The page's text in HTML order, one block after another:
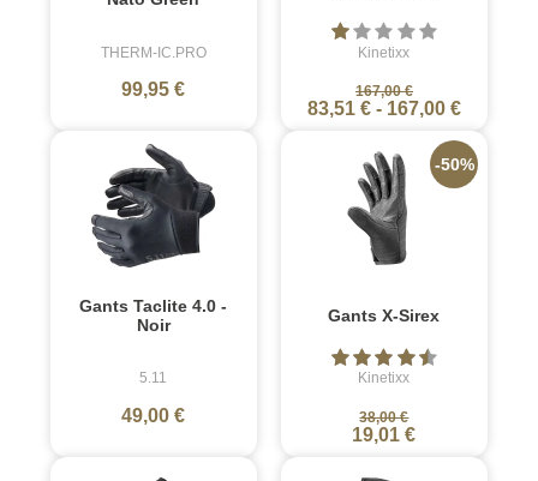
THERM-IC.PRO
99,95 €
Kinetixx
167,00 €
83,51 €- 167,00 €
Gants Taclite 4.0 -
Noir
5.11
49,00 €
Gants X-Sirex
Kinetixx
38,00 €
19,01 €
-50%